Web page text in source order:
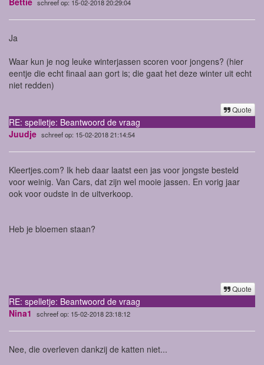
schreef op: 15-02-2018 20:29:04
Ja
Waar kun je nog leuke winterjassen scoren voor jongens? (hier
eentje die echt finaal aan gort is; die gaat het deze winter uit echt
niet redden)
Quote
RE: spelletje: Beantwoord de vraag
Juudje schreef op: 15-02-2018 21:14:54
Kleertjes.com? Ik heb daar laatst een jas voor jongste besteld
voor weinig. Van Cars, dat zijn wel mooie jassen. En vorig jaar
ook voor oudste in de uitverkoop.
Heb je bloemen staan?
Quote
RE: spelletje: Beantwoord de vraag
Nina1
schreef op: 15-02-2018 23:18:12
Nee, die overleven dankzij de katten niet...